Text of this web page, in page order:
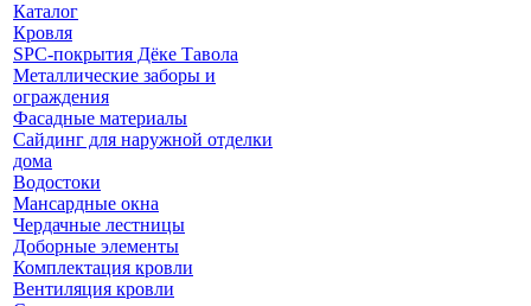
Каталог
Кровля
SPC-покрытия Дёке Тавола
Металлические заборы и
ограждения
Фасадные материалы
Сайдинг для наружной отделки
дома
Водостоки
Мансардные окна
Чердачные лестницы
Доборные элементы
Комплектация кровли
Вентиляция кровли